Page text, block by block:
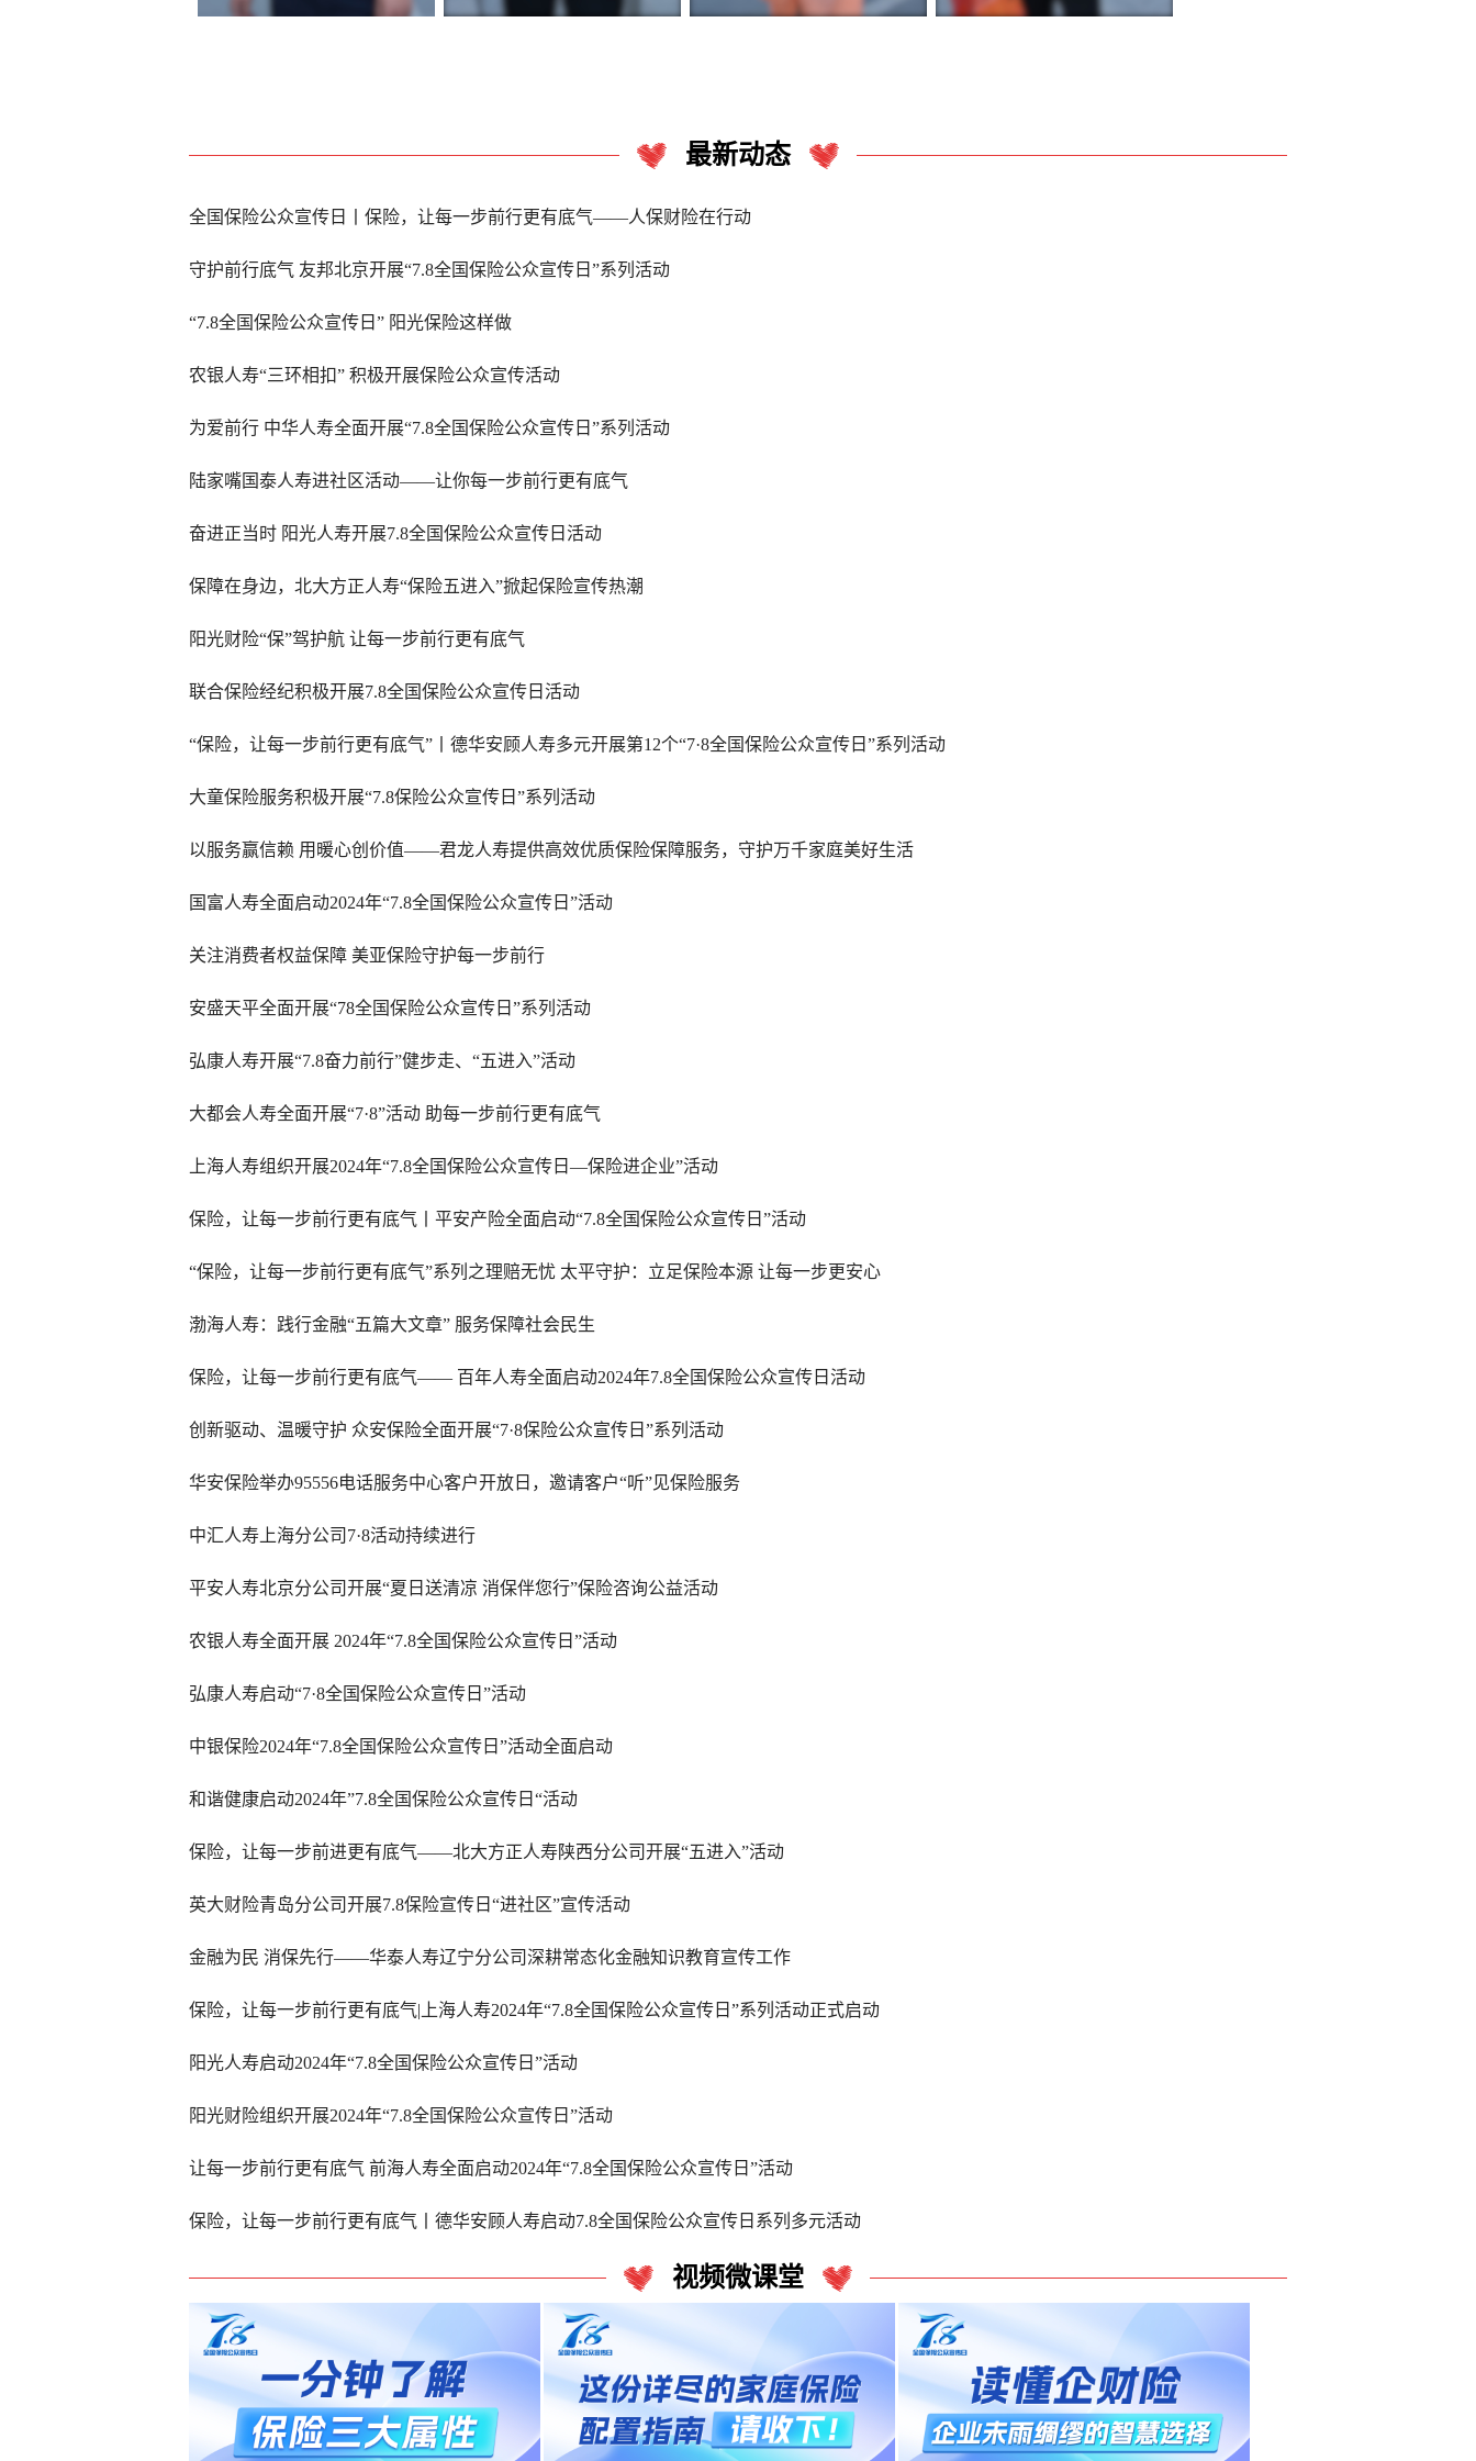
最新动态
全国保险公众宣传日丨保险，让每一步前行更有底气——人保财险在行动
守护前行底气 友邦北京开展“7.8全国保险公众宣传日”系列活动
“7.8全国保险公众宣传日” 阳光保险这样做
农银人寿“三环相扣” 积极开展保险公众宣传活动
为爱前行 中华人寿全面开展“7.8全国保险公众宣传日”系列活动
陆家嘴国泰人寿进社区活动——让你每一步前行更有底气
奋进正当时 阳光人寿开展7.8全国保险公众宣传日活动
保障在身边，北大方正人寿“保险五进入”掀起保险宣传热潮
阳光财险“保”驾护航 让每一步前行更有底气
联合保险经纪积极开展7.8全国保险公众宣传日活动
“保险，让每一步前行更有底气”丨德华安顾人寿多元开展第12个“7·8全国保险公众宣传日”系列活动
大童保险服务积极开展“7.8保险公众宣传日”系列活动
以服务赢信赖 用暖心创价值——君龙人寿提供高效优质保险保障服务，守护万千家庭美好生活
国富人寿全面启动2024年“7.8全国保险公众宣传日”活动
关注消费者权益保障 美亚保险守护每一步前行
安盛天平全面开展“78全国保险公众宣传日”系列活动
弘康人寿开展“7.8奋力前行”健步走、“五进入”活动
大都会人寿全面开展“7·8”活动 助每一步前行更有底气
上海人寿组织开展2024年“7.8全国保险公众宣传日—保险进企业”活动
保险，让每一步前行更有底气丨平安产险全面启动“7.8全国保险公众宣传日”活动
“保险，让每一步前行更有底气”系列之理赔无忧 太平守护：立足保险本源 让每一步更安心
渤海人寿：践行金融“五篇大文章” 服务保障社会民生
保险，让每一步前行更有底气—— 百年人寿全面启动2024年7.8全国保险公众宣传日活动
创新驱动、温暖守护 众安保险全面开展“7·8保险公众宣传日”系列活动
华安保险举办95556电话服务中心客户开放日，邀请客户“听”见保险服务
中汇人寿上海分公司7·8活动持续进行
平安人寿北京分公司开展“夏日送清凉 消保伴您行”保险咨询公益活动
农银人寿全面开展 2024年“7.8全国保险公众宣传日”活动
弘康人寿启动“7·8全国保险公众宣传日”活动
中银保险2024年“7.8全国保险公众宣传日”活动全面启动
和谐健康启动2024年”7.8全国保险公众宣传日“活动
保险，让每一步前进更有底气——北大方正人寿陕西分公司开展“五进入”活动
英大财险青岛分公司开展7.8保险宣传日“进社区”宣传活动
金融为民 消保先行——华泰人寿辽宁分公司深耕常态化金融知识教育宣传工作
保险，让每一步前行更有底气|上海人寿2024年“7.8全国保险公众宣传日”系列活动正式启动
阳光人寿启动2024年“7.8全国保险公众宣传日”活动
阳光财险组织开展2024年“7.8全国保险公众宣传日”活动
让每一步前行更有底气 前海人寿全面启动2024年“7.8全国保险公众宣传日”活动
保险，让每一步前行更有底气丨德华安顾人寿启动7.8全国保险公众宣传日系列多元活动
视频微课堂